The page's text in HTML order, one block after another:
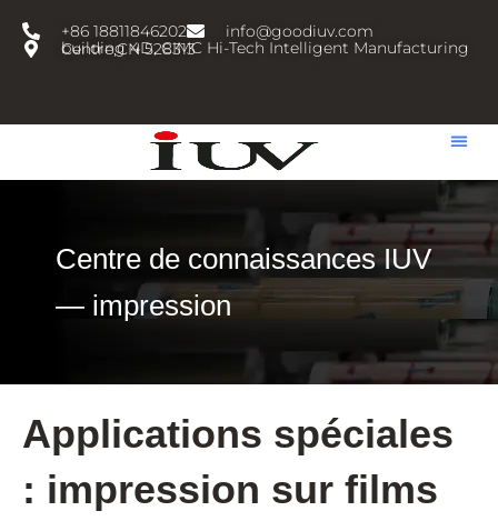
+86 18811846202
info@goodiuv.com
building 4D, CIMC Hi-Tech Intelligent Manufacturing Centre,CN 528313
Centre de connaissances IUV
— impression
Applications spéciales
: impression sur films